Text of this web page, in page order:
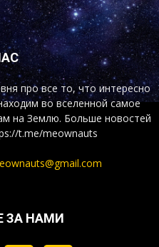
про все то, что интересно
во вселенной самое
на Землю. Больше новостей
t.me/meownauts
ЗА НАМИ